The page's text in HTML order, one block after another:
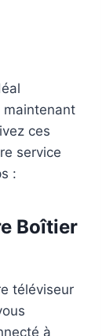
maintenant
ces
service
:
Boîtier
téléviseur
à